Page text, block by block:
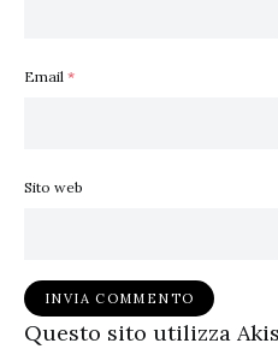
Email *
Sito web
Questo sito utilizza